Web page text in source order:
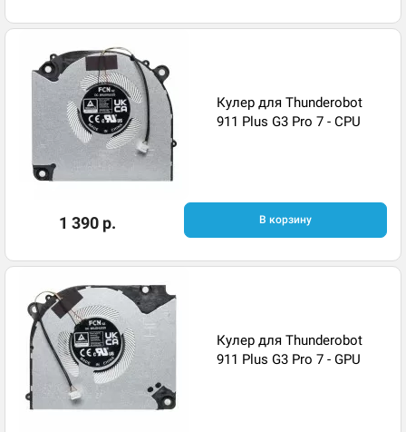
Кулер для Thunderobot
911 Plus G3 Pro 7 - CPU
1 390 р. В корзину
Кулер для Thunderobot
911 Plus G3 Pro 7 - GPU